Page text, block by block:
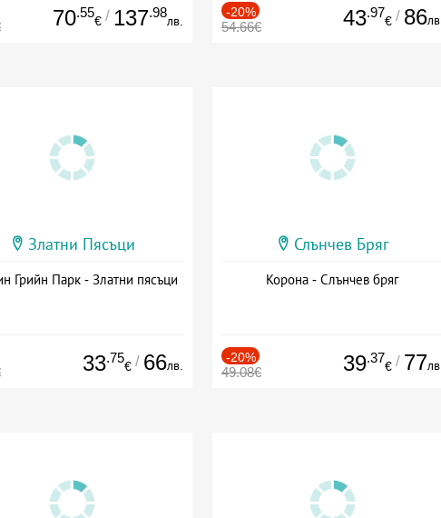
70.55
€ / 137.98
лв.
-20%
54.66€ 43.97
€ / 86лв.
Златни Пясъци
Грийн Парк - Златни пясъци
33.75
€ / 66лв.
Слънчев Бряг
Корона - Слънчев бряг
-20%
49.08€ 39.37
€ / 77лв.